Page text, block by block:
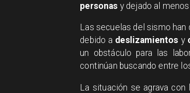
personas y dejado al menos
Las secuelas del sismo han
debido a deslizamientos y
un obstáculo para las
continúan buscando entre
La situación se agrava con